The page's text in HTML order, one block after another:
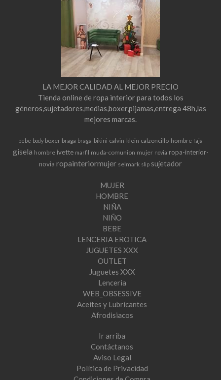
LA MEJOR CALIDAD AL MEJOR PRECIO
Tienda online de ropa interior para todos los
géneros,sujetadores,medias,boxer,pijamas,entrega 48h,las
mejores marcas.
bebe body boxer braga braga-bikini calvin-klein calzoncillo-hombre faja
gisela hombre ivette marfil muda-comunion mujer novia ropa-interior-
novia ropainteriormujer selmark slip sujetador
MUJER
HOMBRE
NIÑA
NIÑO
BEBE
LENCERIA EROTICA
JUGUETES XXX
OUTLET
Juguetes XXX
Lenceria
WEB_OBSESSIVE
Aceites y Lubricantes
Afrodisiacos
Ir arriba
Contáctanos
Aviso Legal
Política de Privacidad